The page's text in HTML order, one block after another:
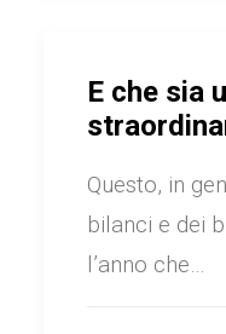
E che sia
Questo, in
bilanci e dei
l’anno che…